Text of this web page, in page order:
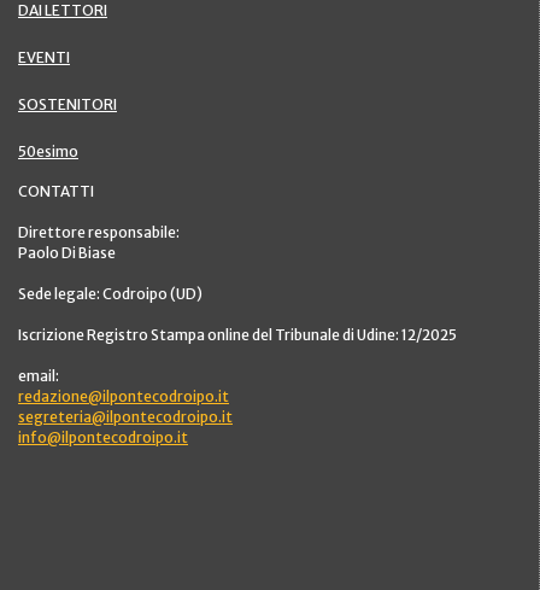
DAI LETTORI
EVENTI
SOSTENITORI
50esimo
CONTATTI
Direttore responsabile:
Paolo Di Biase
Sede legale: Codroipo (UD)
Iscrizione Registro Stampa online del Tribunale di Udine: 12/2025
email:
redazione@ilpontecodroipo.it
segreteria@ilpontecodroipo.it
info@ilpontecodroipo.it